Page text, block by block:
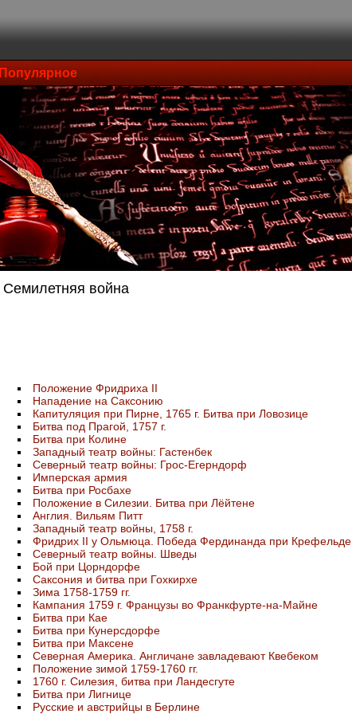
Популярное
Семилетняя война
Положение Фридриха II
Нападение на Саксонию
Капитуляция при Пирне, 1765 г. Битва при Ловозице
Битва под Прагой, 1757 г.
Битва при Колине
Западный театр войны: Гастенбек
Северный театр войны: Грос-Егерндорф
Имперская армия
Битва при Росбахе
Положение в Силезии. Битва при Лёйтене
Англия. Вильям Питт
Западный театр войны, 1758 г.
Фридрих II у Ольмюца. Победа Фердинанда при Крефельде
Северный театр войны. Шведы
Бой при Цорндорфе
Саксония и битва при Гохкирхе
Зима 1758-1759 гг.
Кампания 1759 г. Французы во Франкфурте-на-Майне
Битва при Кае
Битва при Кунерсдорфе
Битва при Максене
Северная Америка. Англичане завладевают Квебеком
Положение зимой 1759-1760 гг.
1760 г. Силезия, битва при Ландесгуте
Битва при Лигнице
Русские и австрийцы в Берлине